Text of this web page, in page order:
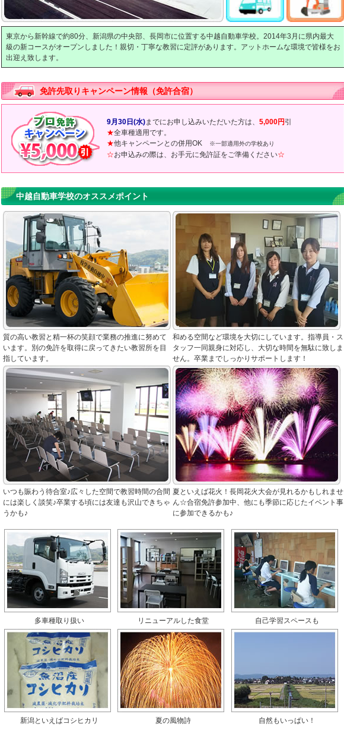
東京から新幹線で約80分、新潟県の中央部、長岡市に位置する中越自動車学校。2014年3月に県内最大
級の新コースがオープンしました！親切・丁寧な教習に定評があります。アットホームな環境で皆様をお
出迎え致します。
免許先取りキャンペーン情報（免許合宿）
9月30日(水)までにお申し込みいただいた方は、 5,000円 引
★全車種適用です。
★他キャンペーンとの併用OK ※一部適用外の学校あり
☆お申込みの際は、お手元に免許証をご準備ください☆
中越自動車学校のオススメポイント
質の高い教習と精一杯の笑顔で業務の推進に努めて
います。別の免許を取得に戻ってきたい教習所を目
指しています。
和める空間など環境を大切にしています。指導員・ス
タッフ一同親身に対応し、大切な時間を無駄に致しま
せん。卒業までしっかりサポートします！
いつも賑わう待合室♪広々した空間で教習時間の合間
には楽しく談笑♪卒業する頃には友達も沢山できちゃ
うかも♪
夏といえば花火！長岡花火大会が見れるかもしれませ
ん☆合宿免許参加中、他にも季節に応じたイベント事
に参加できるかも♪
多車種取り扱い リニューアルした食堂 自己学習スペースも
新潟といえばコシヒカリ 夏の風物詩 自然もいっぱい！